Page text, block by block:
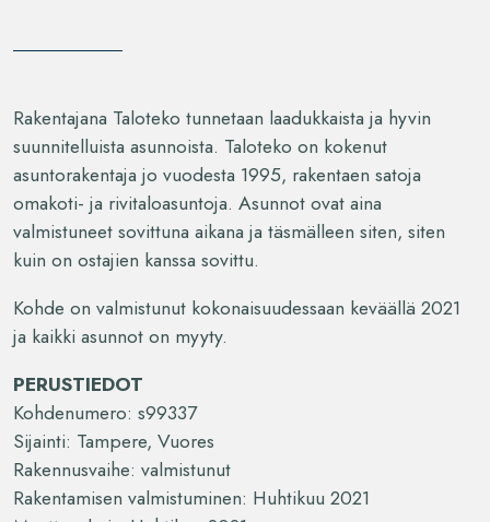
Rakentajana Taloteko tunnetaan laadukkaista ja hyvin
suunnitelluista asunnoista. Taloteko on kokenut
asuntorakentaja jo vuodesta 1995, rakentaen satoja
omakoti- ja rivitaloasuntoja. Asunnot ovat aina
valmistuneet sovittuna aikana ja täsmälleen siten, siten
kuin on ostajien kanssa sovittu.
Kohde on valmistunut kokonaisuudessaan keväällä 2021
ja kaikki asunnot on myyty.
PERUSTIEDOT
Kohdenumero: s99337
Sijainti: Tampere, Vuores
Rakennusvaihe: valmistunut
Rakentamisen valmistuminen: Huhtikuu 2021